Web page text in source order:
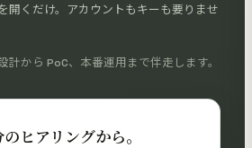
開くだけ。アカウントもキーも要りませ
計から PoC、本番運用まで伴走します。
ヒアリングから。